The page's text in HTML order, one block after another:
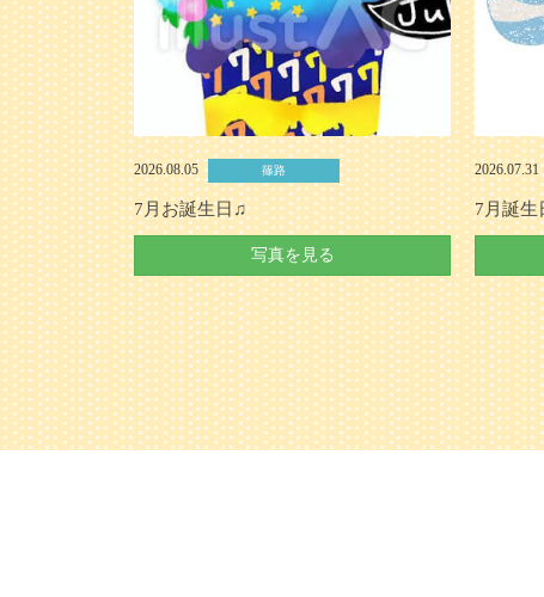
2026.08.05 篠路
7月お誕生日♫
写真を見る
2026.07.31
7月誕